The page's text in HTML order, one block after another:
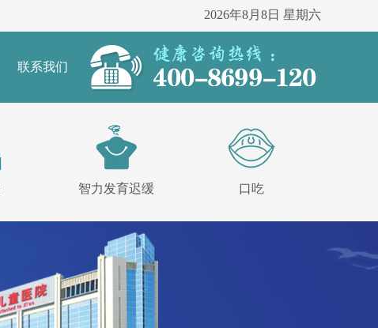
2026年8月8日 星期六
联系我们
智力发育迟缓 口吃